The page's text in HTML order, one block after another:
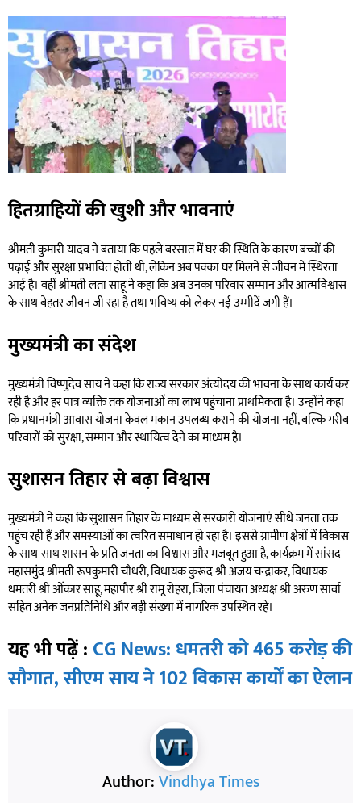
हितग्राहियों की खुशी और भावनाएं
श्रीमती कुमारी यादव ने बताया कि पहले बरसात में घर की स्थिति के कारण बच्चों की
पढ़ाई और सुरक्षा प्रभावित होती थी, लेकिन अब पक्का घर मिलने से जीवन में स्थिरता
आई है। वहीं श्रीमती लता साहू ने कहा कि अब उनका परिवार सम्मान और आत्मविश्वास
के साथ बेहतर जीवन जी रहा है तथा भविष्य को लेकर नई उम्मीदें जगी हैं।
मुख्यमंत्री का संदेश
मुख्यमंत्री विष्णुदेव साय ने कहा कि राज्य सरकार अंत्योदय की भावना के साथ कार्य कर
रही है और हर पात्र व्यक्ति तक योजनाओं का लाभ पहुंचाना प्राथमिकता है। उन्होंने कहा
कि प्रधानमंत्री आवास योजना केवल मकान उपलब्ध कराने की योजना नहीं, बल्कि गरीब
परिवारों को सुरक्षा, सम्मान और स्थायित्व देने का माध्यम है।
सुशासन तिहार से बढ़ा विश्वास
मुख्यमंत्री ने कहा कि सुशासन तिहार के माध्यम से सरकारी योजनाएं सीधे जनता तक
पहुंच रही हैं और समस्याओं का त्वरित समाधान हो रहा है। इससे ग्रामीण क्षेत्रों में विकास
के साथ-साथ शासन के प्रति जनता का विश्वास और मजबूत हुआ है, कार्यक्रम में सांसद
महासमुंद श्रीमती रूपकुमारी चौधरी, विधायक कुरूद श्री अजय चन्द्राकर, विधायक
धमतरी श्री ओंकार साहू, महापौर श्री रामू रोहरा, जिला पंचायत अध्यक्ष श्री अरुण सार्वा
सहित अनेक जनप्रतिनिधि और बड़ी संख्या में नागरिक उपस्थित रहे।
यह भी पढ़ें : CG News: धमतरी को 465 करोड़ की
सौगात, सीएम साय ने 102 विकास कार्यों का ऐलान
Author:Vindhya Times